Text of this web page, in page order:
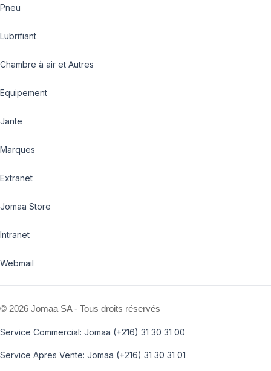
Pneu
Lubrifiant
Chambre à air et Autres
Equipement
Jante
Marques
Extranet
Jomaa Store
Intranet
Webmail
© 2026 Jomaa SA - Tous droits réservés
Service Commercial: Jomaa (+216) 31 30 31 00
Service Apres Vente: Jomaa (+216) 31 30 31 01